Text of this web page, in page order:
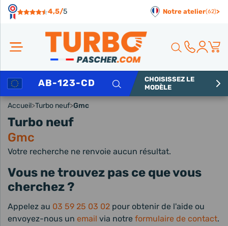
4,5/5 Notre atelier(62)>
Rechercher
CHOISISSEZ LE
MODÈLE
Accueil>Turbo neuf>Gmc
Turbo neuf
Gmc
Votre recherche ne renvoie aucun résultat.
Vous ne trouvez pas ce que vous
cherchez ?
Appelez au 03 59 25 03 02 pour obtenir de l'aide ou
envoyez-nous un email via notre formulaire de contact.
Panneau de gestion des cookies